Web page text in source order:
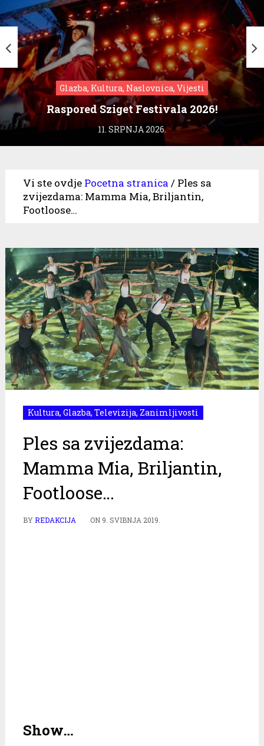
Glazba, Kultura, Naslovnica, Vijesti
Raspored Sziget Festivala 2026!
11. SRPNJA 2026.
Vi ste ovdje Pocetna stranica / Ples sa
zvijezdama: Mamma Mia, Briljantin,
Footloose…
Kultura, Glazba, Televizija, Zanimljivosti
Ples sa zvijezdama:
Mamma Mia, Briljantin,
Footloose…
BYREDAKCIJA ON 9. SVIBNJA 2019.
Show…